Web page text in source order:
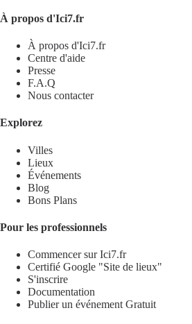
À propos d'Ici7.fr
À propos d'Ici7.fr
Centre d'aide
Presse
F.A.Q
Nous contacter
Explorez
Villes
Lieux
Événements
Blog
Bons Plans
Pour les professionnels
Commencer sur Ici7.fr
Certifié Google "Site de lieux"
S'inscrire
Documentation
Publier un événement Gratuit